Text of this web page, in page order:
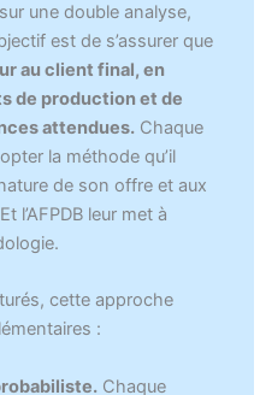
une double analyse,
est de s’assurer que
au client final, en
de production et de
attendues. Chaque
la méthode qu’il
de son offre et aux
l’AFPDB leur met à
cette approche
:
Chaque